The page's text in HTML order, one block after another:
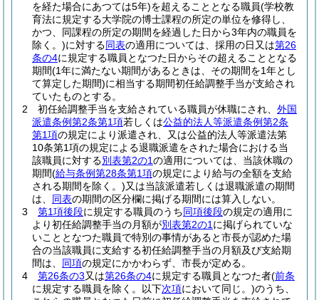
を経た場合にあつては5年)を超えることとなる職員(学校教
育法に規定する大学院の博士課程の所定の単位を修得し、
かつ、同課程の所定の期間を経過した日から3年内の職員を
除く。)に対する同表の適用については、採用の日又は第26
条の4に規定する職員となつた日からその超えることとなる
期間(1年に満たない期間があるときは、その期間を1年とし
て算定した期間)に相当する期間初任給調整手当が支給され
ていたものとする。
2
初任給調整手当を支給されている職員が休職にされ、 外国
派遣条例第2条第1項若しくは公益的法人等派遣条例第2条
第1項の規定により派遣され、又は公益的法人等派遣法第
10条第1項の規定による退職派遣をされた場合における当
該職員に対する別表第2の1の適用については、当該休職の
期間(給与条例第28条第1項の規定により給与の全額を支給
される期間を除く。)又は当該派遣若しくは退職派遣の期間
は、 同表の期間の区分欄に掲げる期間には算入しない。
3
第1項後段に規定する職員のうち同項後段の規定の適用に
より初任給調整手当の月額が別表第2の1 に掲げられていな
いこととなつた職員で特別の事情があると市長が認めた場
合の当該職員に支給する初任給調整手当の月額及び支給期
間は、 同項の規定にかかわらず、市長が定める。
4
第26条の3又は第26条の4に規定する職員となつた者(前条
に規定する職員を除く。以下次項において同じ。)のうち、